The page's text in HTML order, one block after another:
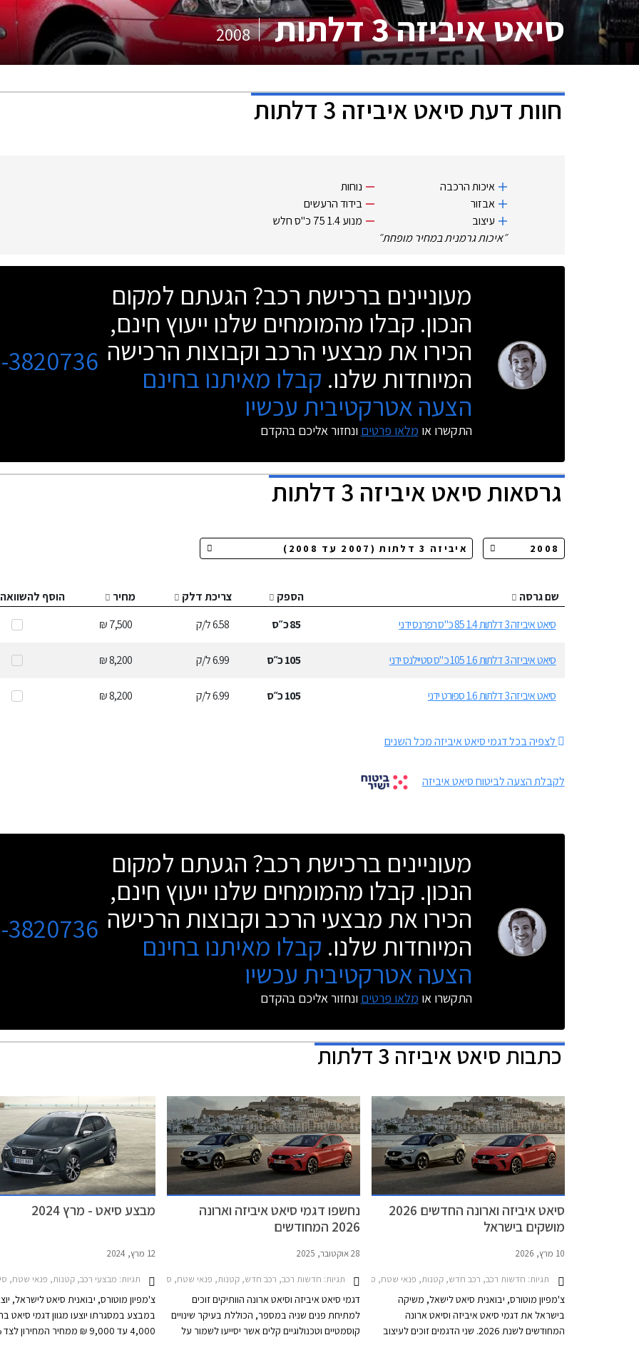
סיאט איביזה 3 דלתות 2008
חוות דעתסיאט איביזה 3 דלתות
איכות הרכבה
אבזור
עיצוב
נוחות
בידוד הרעשים
מנוע 1.4 75 כ"ס חלש
״איכות גרמנית במחיר מופחת״
מעוניינים ברכישת רכב? הגעתם למקום
הנכון. קבלו מהמומחים שלנו ייעוץ חינם,
הכירו את מבצעי הרכב וקבוצות הרכישה
המיוחדות שלנו. קבלו מאיתנו בחינם
הצעה אטרקטיבית עכשיו
התקשרו או מלאו פרטים ונחזור אליכם בהקדם
3820736
גרסאותסיאט איביזה 3 דלתות
שם גרסה הספק צריכת דלק מחיר
הוסף להשוואה
סיאט איביזה 3 דלתות 1.4 85 כ"ס רפרנס ידני
85כ״ס 6.58ל/ק 7,500 ₪
סיאט איביזה 3 דלתות 1.6 105 כ"ס סטיילנס ידני 105כ״ס 6.99ל/ק 8,200 ₪
סיאט איביזה 3 דלתות 1.6 ספורט ידני 105כ״ס 6.99ל/ק 8,200 ₪
לצפיה בכל דגמי סיאט איביזה מכל השנים
לקבלת הצעה לביטוח סיאט איביזה
מעוניינים ברכישת רכב? הגעתם למקום
הנכון. קבלו מהמומחים שלנו ייעוץ חינם,
הכירו את מבצעי הרכב וקבוצות הרכישה
המיוחדות שלנו. קבלו מאיתנו בחינם
הצעה אטרקטיבית עכשיו
התקשרו או מלאו פרטים ונחזור אליכם בהקדם
3820736
כתבותסיאט איביזה 3 דלתות
סיאט איביזה וארונה החדשים 2026
מושקים בישראל
10 מרץ, 2026
תגיות: חדשות רכב, רכב חדש, קטנות, פנאי שטח, סיאט, סיאט איביזה 2021-2026, סיאט איביזה 2026-2026, סיאט ארונה 2021-2026, סיאט ארונה 2026-2026מחירון רכב
צ'מפיון מוטורס, יבואנית סיאט לישאל, משיקה
בישראל את דגמי סיאט איביזה וסיאט ארונה
המחודשים לשנת 2026. שני הדגמים זוכים לעיצוב
נחשפו דגמי סיאט איביזה וארונה
2026 המחודשים
28 אוקטובר, 2025
תגיות: חדשות רכב, רכב חדש, קטנות, פנאי שטח, סיאט, סיאט איביזה 2021-2026, סיאט איביזה 2026-2026, סיאט ארונה 2021-2026סיאט ארונה 2026-2026
דגמי סיאט איביזה וסיאט ארונה הוותיקים זוכים
למתיחת פנים שניה במספר, הכוללת בעיקר שינויים
קוסמטיים וטכנולוגיים קלים אשר יסייעו לשמור על
מבצע סיאט - מרץ 2024
12 מרץ, 2024
תגיות: מבצעי רכב, קטנות, פנאי שטח, סיאט, סיאט איביזה 2021-2026, סיאט
צ'מפיון מוטורס, יבואנית סיאט לישראל,
במבצע במסגרתו יוצעו מגוון דגמי סיאט